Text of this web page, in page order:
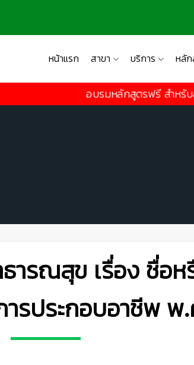
หน้าแรก สาขา บริการ หลั
อบรมหลักสูตรฟรี สำหรับ
ารณสุข เรื่อง ชื่อห
รประกอบอาชีพ